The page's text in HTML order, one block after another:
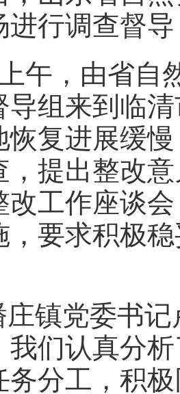
进行调查督
午，由省自
导组来到临
复进展缓
，提出整改
改工作座谈
，要求积极
庄镇党委书
我们认真分
务分工，积